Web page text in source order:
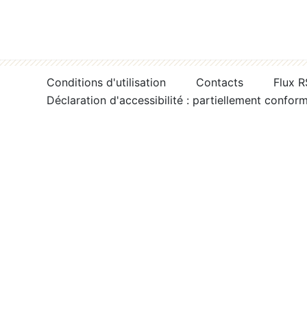
Conditions d'utilisation Contacts
Flux
Déclaration d'accessibilité : partiellement